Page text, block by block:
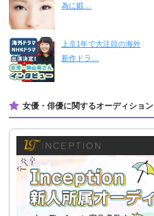
為に鍛…
上京1年で大注目の海外
新作ドラ…
女優・俳優に関するオーディション